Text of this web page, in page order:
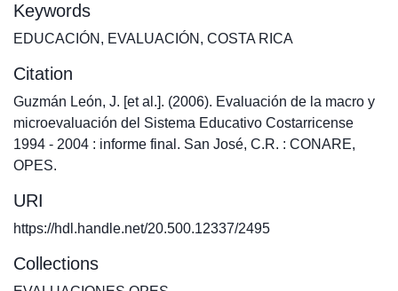
Keywords
EDUCACIÓN , EVALUACIÓN , COSTA RICA
Citation
Guzmán León, J. [et al.]. (2006). Evaluación de la macro y
microevaluación del Sistema Educativo Costarricense
1994 - 2004 : informe final. San José, C.R. : CONARE,
OPES.
URI
https://hdl.handle.net/20.500.12337/2495
Collections